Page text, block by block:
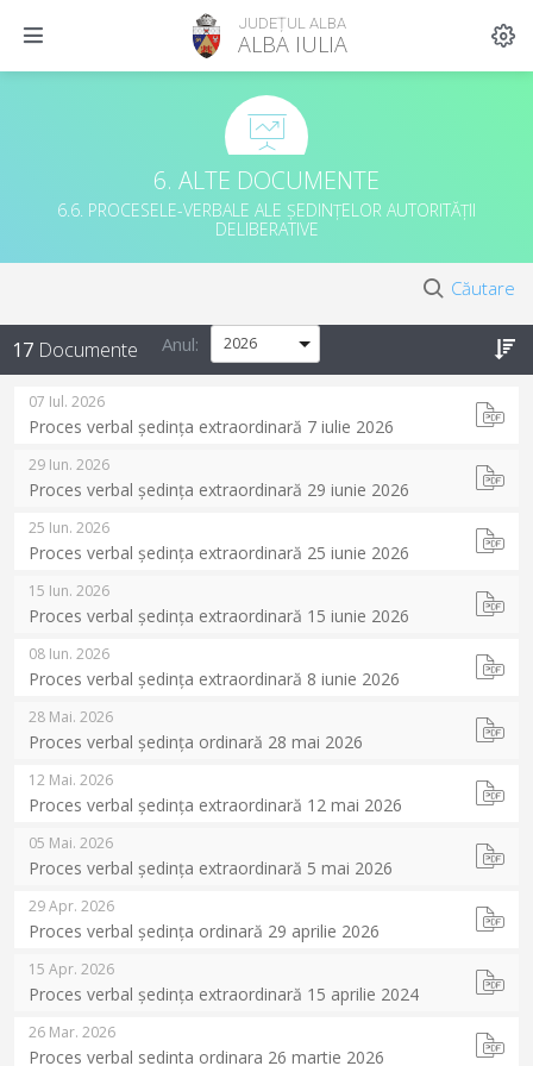
JUDEȚUL ALBA
ALBA IULIA
6. ALTE DOCUMENTE
6.6. PROCESELE-VERBALE ALE ȘEDINȚELOR AUTORITĂȚII
DELIBERATIVE
Căutare
17 Documente Anul:
07 Iul. 2026
Proces verbal ședința extraordinară 7 iulie 2026
29 Iun. 2026
Proces verbal ședința extraordinară 29 iunie 2026
25 Iun. 2026
Proces verbal ședința extraordinară 25 iunie 2026
15 Iun. 2026
Proces verbal ședința extraordinară 15 iunie 2026
08 Iun. 2026
Proces verbal ședința extraordinară 8 iunie 2026
28 Mai. 2026
Proces verbal ședința ordinară 28 mai 2026
12 Mai. 2026
Proces verbal ședința extraordinară 12 mai 2026
05 Mai. 2026
Proces verbal ședința extraordinară 5 mai 2026
29 Apr. 2026
Proces verbal ședința ordinară 29 aprilie 2026
15 Apr. 2026
Proces verbal ședința extraordinară 15 aprilie 2024
26 Mar. 2026
Proces verbal sedinta ordinara 26 martie 2026